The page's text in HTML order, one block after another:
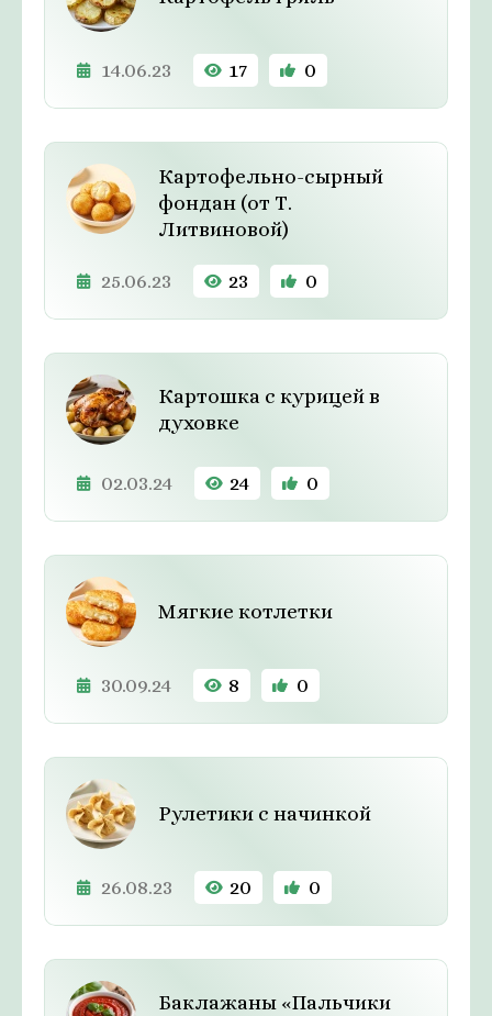
14.06.23 17 0
Картофельно-сырный
фондан (от Т.
Литвиновой)
25.06.23 23 0
Картошка с курицей в
духовке
02.03.24 24 0
Мягкие котлетки
30.09.24 8 0
Рулетики с начинкой
26.08.23 20 0
Баклажаны «Пальчики